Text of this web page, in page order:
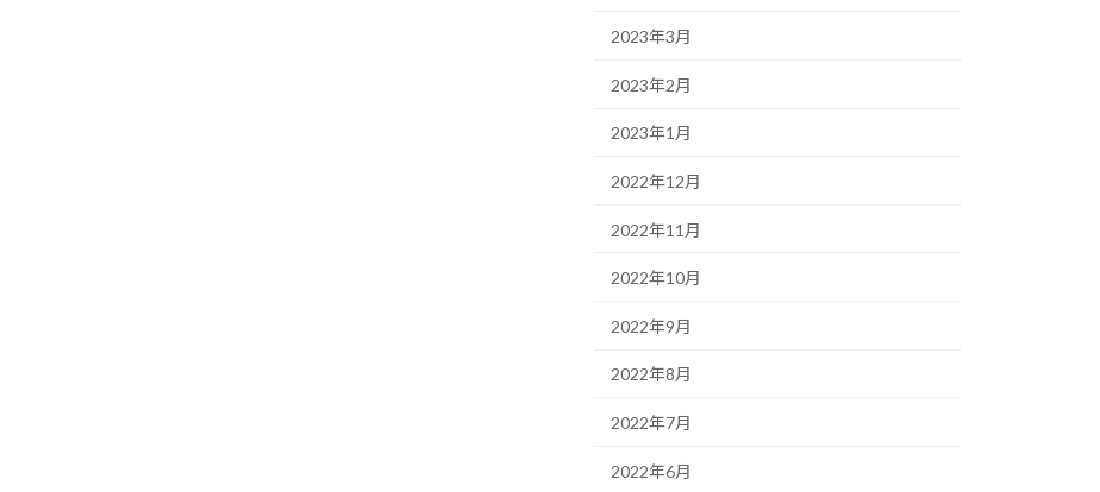
2023年3月
2023年2月
2023年1月
2022年12月
2022年11月
2022年10月
2022年9月
2022年8月
2022年7月
2022年6月